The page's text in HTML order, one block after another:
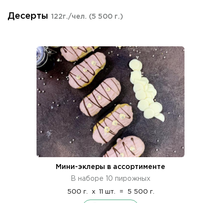
Десерты 122г./чел. (5 500 г.)
Мини-эклеры в ассортименте
В наборе 10 пирожных
500 г. x 11 шт. = 5 500 г.